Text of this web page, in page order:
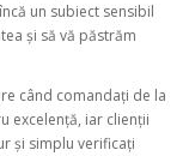
un subiect sensibil
și să vă păstrăm
când comandați de la
excelență, iar clienții
și simplu verificați